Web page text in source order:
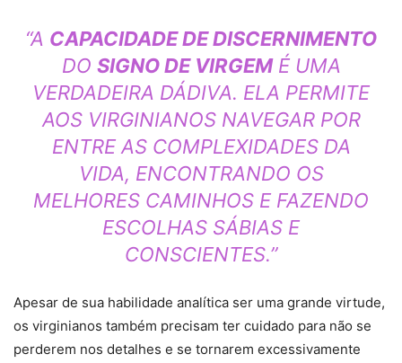
“A CAPACIDADE DE DISCERNIMENTO
DO SIGNO DE VIRGEMÉ UMA
VERDADEIRA DÁDIVA. ELA PERMITE
AOS VIRGINIANOS NAVEGAR POR
ENTRE AS COMPLEXIDADES DA
VIDA, ENCONTRANDO OS
MELHORES CAMINHOS E FAZENDO
ESCOLHAS SÁBIAS E
CONSCIENTES.”
Apesar de sua habilidade analítica ser uma grande virtude,
os virginianos também precisam ter cuidado para não se
perderem nos detalhes e se tornarem excessivamente